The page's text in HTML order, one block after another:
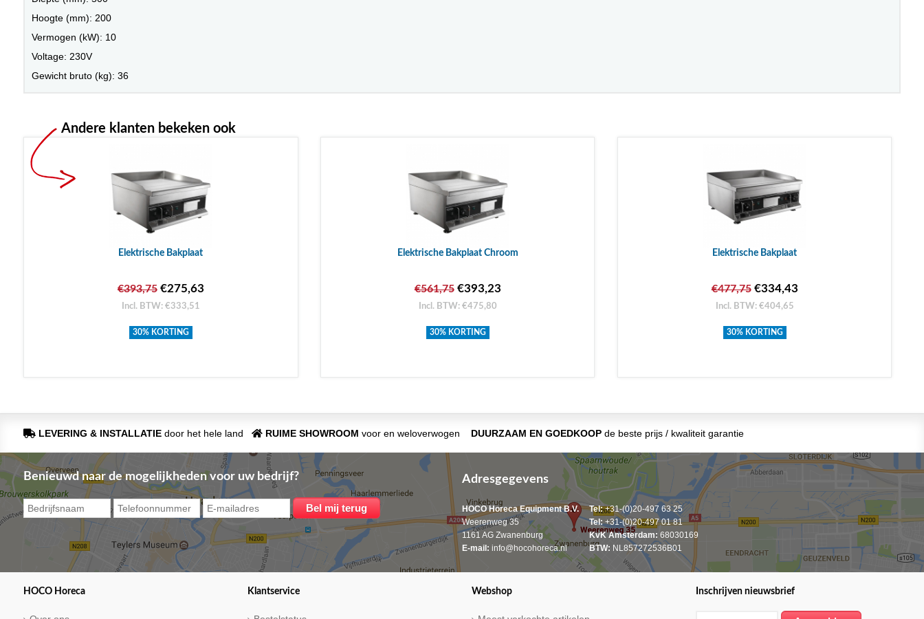
Hoogte (mm): 200
Vermogen (kW): 10
Voltage: 230V
Gewicht bruto (kg): 36
Andere klanten bekeken ook
Elektrische Bakplaat
€393,75€275,63
Incl. BTW: €333,51
30% KORTING
Elektrische Bakplaat Chroom
€561,75€393,23
Incl. BTW: €475,80
30% KORTING
Elektrische Bakplaat
€477,75€334,43
Incl. BTW: €404,65
30% KORTING
LEVERING & INSTALLATIEdoor het hele land RUIME SHOWROOM voor en weloverwogen DUURZAAM EN GOEDKOOPde beste prijs / kwaliteit garantie
Benieuwd naar de mogelijkheden voor uw bedrijf? Adresgegevens
HOCO Horeca Equipment B.V.
Weerenweg 35
1161 AG Zwanenburg
E-mail: info@hocohoreca.nl
Tel:+31-(0)20-497 63 25
Tel:+31-(0)20-497 01 81
KvK Amsterdam: 68030169
BTW: NL857272536B01
HOCO Horeca Klantservice Webshop Inschrijven nieuwsbrief